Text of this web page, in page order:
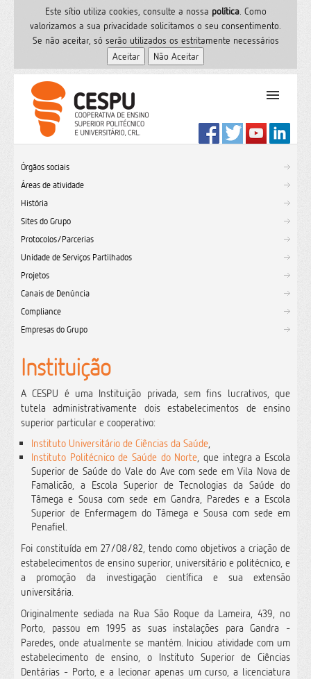
Este sítio utiliza cookies, consulte a nossa polí­tica. Como
valorizamos a sua privacidade solicitamos o seu consentimento.
Se não aceitar, só serão utilizados os estritamente necessários
PT
Formação
Serviços de Saúde
CESPU
Sites do grupo
Utilizador
Contactos
Órgãos sociais
Áreas de atividade
História
Sites do Grupo
Protocolos/Parcerias
Unidade de Serviços Partilhados
Projetos
Canais de Denúncia
Compliance
Empresas do Grupo
Instituição
A CESPU é uma Instituição privada, sem fins lucrativos, que
tutela administrativamente dois estabelecimentos de ensino
superior particular e cooperativo:
Instituto Universitário de Ciências da Saúde,
Instituto Politécnico de Saúde do Norte, que integra a Escola
Superior de Saúde do Vale do Ave com sede em Vila Nova de
Famalicão, a Escola Superior de Tecnologias da Saúde do
Tâmega e Sousa com sede em Gandra, Paredes e a Escola
Superior de Enfermagem do Tâmega e Sousa com sede em
Penafiel.
Foi constituída em 27/08/82, tendo como objetivos a criação de
estabelecimentos de ensino superior, universitário e politécnico, e
a promoção da investigação científica e sua extensão
universitária.
Originalmente sediada na Rua São Roque da Lameira, 439, no
Porto, passou em 1995 as suas instalações para Gandra -
Paredes, onde atualmente se mantém. Iniciou atividade com um
estabelecimento de ensino, o Instituto Superior de Ciências
Dentárias - Porto, e a lecionar apenas um curso, a licenciatura